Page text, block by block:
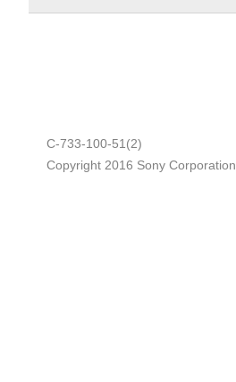
C-733-100-51(2)
Copyright 2016 Sony Corporation